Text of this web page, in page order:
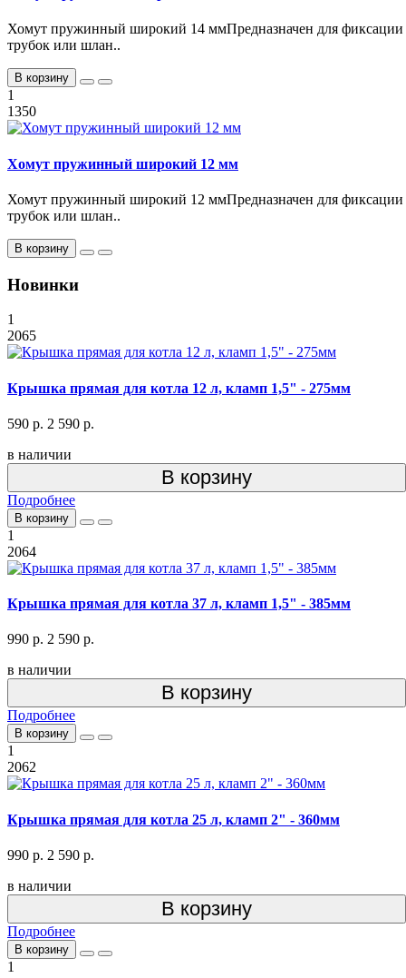
Хомут пружинный широкий 14 ммПредназначен для фиксации
трубок или шлан..
В корзину
1
1350
Хомут пружинный широкий 12 мм
Хомут пружинный широкий 12 ммПредназначен для фиксации
трубок или шлан..
В корзину
Новинки
1
2065
Крышка прямая для котла 12 л, кламп 1,5" - 275мм
590 р. 2 590 р.
в наличии
В корзину
Подробнее
В корзину
1
2064
Крышка прямая для котла 37 л, кламп 1,5" - 385мм
990 р. 2 590 р.
в наличии
В корзину
Подробнее
В корзину
1
2062
Крышка прямая для котла 25 л, кламп 2" - 360мм
990 р. 2 590 р.
в наличии
В корзину
Подробнее
В корзину
1